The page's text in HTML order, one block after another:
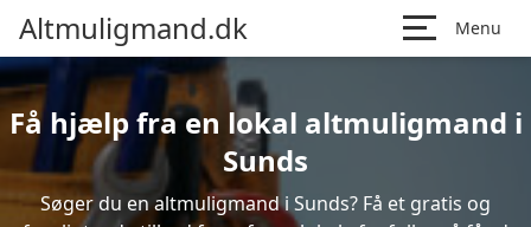
Altmuligmand.dk Menu
Få hjælp fra en lokal altmuligmand i
Sunds
Søger du en altmuligmand i Sunds? Få et gratis og